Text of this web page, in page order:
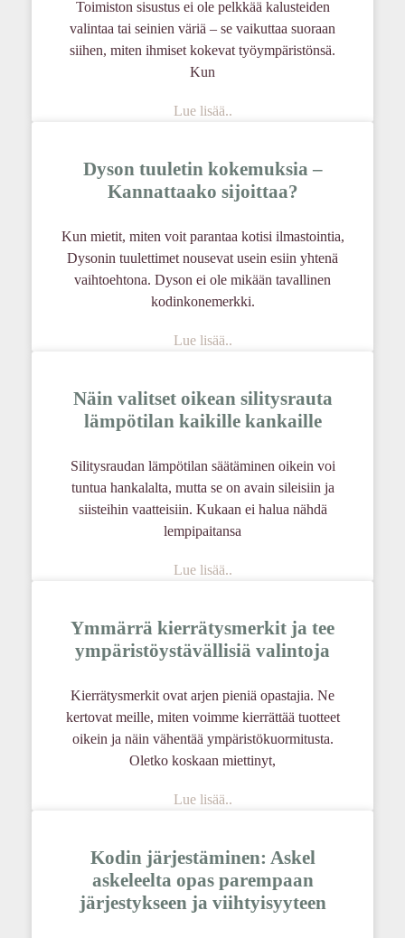
Toimiston sisustus ei ole pelkkää kalusteiden
valintaa tai seinien väriä – se vaikuttaa suoraan
siihen, miten ihmiset kokevat työympäristönsä.
Kun
Lue lisää..
Dyson tuuletin kokemuksia –
Kannattaako sijoittaa?
Kun mietit, miten voit parantaa kotisi ilmastointia,
Dysonin tuulettimet nousevat usein esiin yhtenä
vaihtoehtona. Dyson ei ole mikään tavallinen
kodinkonemerkki.
Lue lisää..
Näin valitset oikean silitysrauta
lämpötilan kaikille kankaille
Silitysraudan lämpötilan säätäminen oikein voi
tuntua hankalalta, mutta se on avain sileisiin ja
siisteihin vaatteisiin. Kukaan ei halua nähdä
lempipaitansa
Lue lisää..
Ymmärrä kierrätysmerkit ja tee
ympäristöystävällisiä valintoja
Kierrätysmerkit ovat arjen pieniä opastajia. Ne
kertovat meille, miten voimme kierrättää tuotteet
oikein ja näin vähentää ympäristökuormitusta.
Oletko koskaan miettinyt,
Lue lisää..
Kodin järjestäminen: Askel
askeleelta opas parempaan
järjestykseen ja viihtyisyyteen